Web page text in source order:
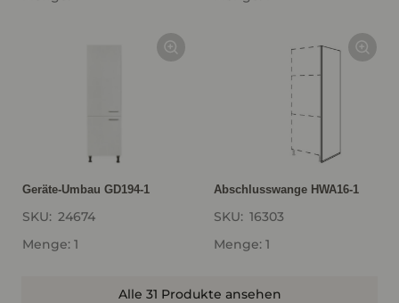
Geräte-Umbau GD194-1
SKU: 24674
Menge: 1
Abschlusswange HWA16-1
SKU: 16303
Menge: 1
Alle 31 Produkte ansehen